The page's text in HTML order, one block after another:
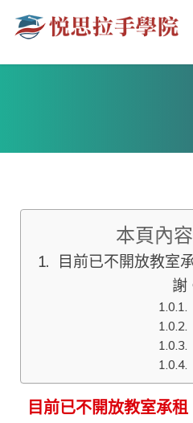
本頁內容
目前已不開放教室
謝
目前已不開放教室承